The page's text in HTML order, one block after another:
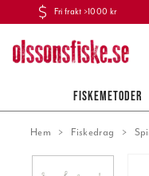
Fri frakt >1000 kr
FISKEMETODER
Hem Fiskedrag